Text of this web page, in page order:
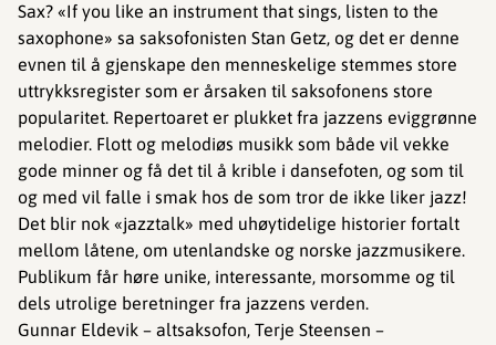
Sax? «If you like an instrument that sings, listen to the
saxophone» sa saksofonisten Stan Getz, og det er denne
evnen til å gjenskape den menneskelige stemmes store
uttrykksregister som er årsaken til saksofonens store
popularitet. Repertoaret er plukket fra jazzens eviggrønne
melodier. Flott og melodiøs musikk som både vil vekke
gode minner og få det til å krible i dansefoten, og som til
og med vil falle i smak hos de som tror de ikke liker jazz!
Det blir nok «jazztalk» med uhøytidelige historier fortalt
mellom låtene, om utenlandske og norske jazzmusikere.
Publikum får høre unike, interessante, morsomme og til
dels utrolige beretninger fra jazzens verden.
Gunnar Eldevik – altsaksofon, Terje Steensen –